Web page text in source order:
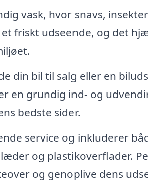
vask, hvor snavs,
friskt udseende, og det
din bil til salg eller en
en grundig ind- og
bedste sider.
service og inkluderer
og plastikoverflader.
og genoplive dens